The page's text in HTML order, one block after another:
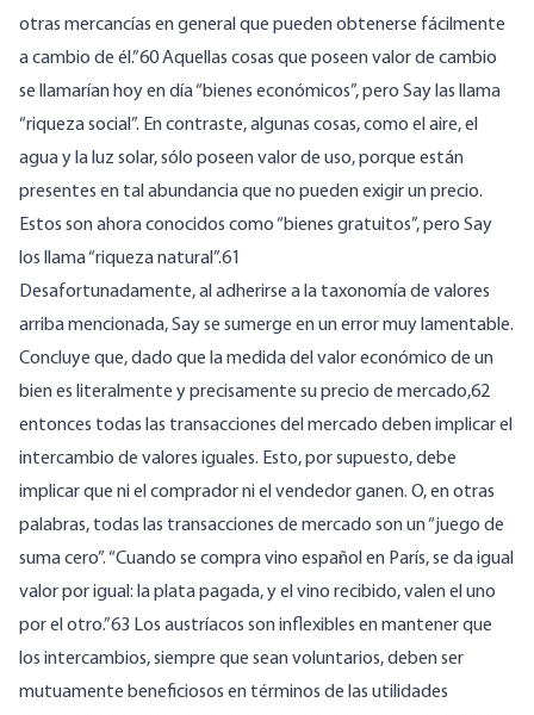
otras mercancías en general que pueden obtenerse fácilmente
a cambio de él.”60 Aquellas cosas que poseen valor de cambio
se llamarían hoy en día “bienes económicos”, pero Say las llama
“riqueza social”. En contraste, algunas cosas, como el aire, el
agua y la luz solar, sólo poseen valor de uso, porque están
presentes en tal abundancia que no pueden exigir un precio.
Estos son ahora conocidos como “bienes gratuitos”, pero Say
los llama “riqueza natural”.61
Desafortunadamente, al adherirse a la taxonomía de valores
arriba mencionada, Say se sumerge en un error muy lamentable.
Concluye que, dado que la medida del valor económico de un
bien es literalmente y precisamente su precio de mercado,62
entonces todas las transacciones del mercado deben implicar el
intercambio de valores iguales. Esto, por supuesto, debe
implicar que ni el comprador ni el vendedor ganen. O, en otras
palabras, todas las transacciones de mercado son un “juego de
suma cero”. “Cuando se compra vino español en París, se da igual
valor por igual: la plata pagada, y el vino recibido, valen el uno
por el otro.”63 Los austríacos son inflexibles en mantener que
los intercambios, siempre que sean voluntarios, deben ser
mutuamente beneficiosos en términos de las utilidades